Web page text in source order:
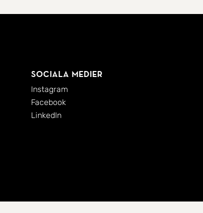
Sociala medier
Instagram
Facebook
LinkedIn